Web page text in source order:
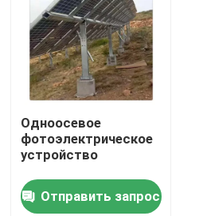
Монтажные зажимы для
Монтажные рейки для
Струбцина панели
Струбцина конца панели
Одноосевое
фотоэлектрическое
устройство
Отправить запрос